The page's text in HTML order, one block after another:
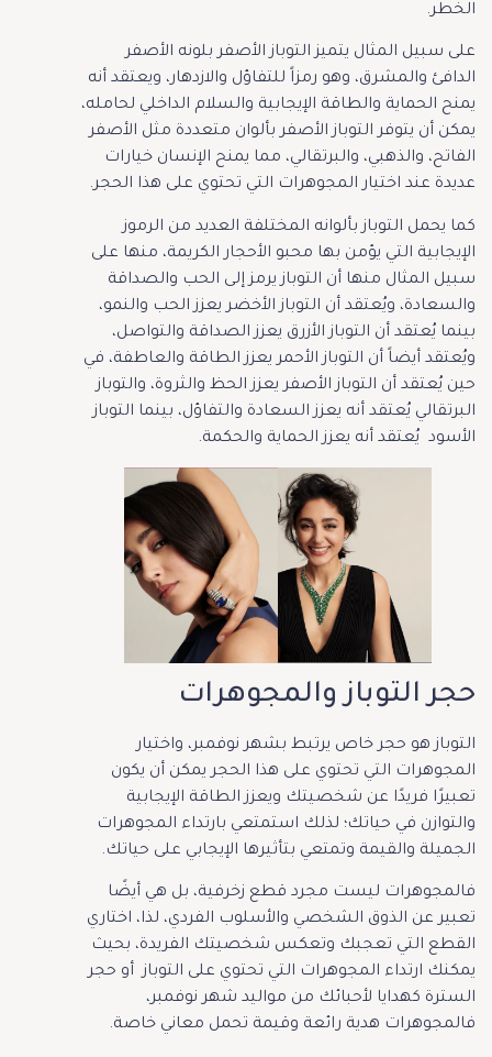
الخطر.
على سبيل المثال يتميز التوباز الأصفر بلونه الأصفر
الدافئ والمشرق، وهو رمزاً للتفاؤل والازدهار، ويعتقد أنه
يمنح الحماية والطاقة الإيجابية والسلام الداخلي لحامله،
يمكن أن يتوفر التوباز الأصفر بألوان متعددة مثل الأصفر
الفاتح، والذهبي، والبرتقالي، مما يمنح الإنسان خيارات
عديدة عند اختيار المجوهرات التي تحتوي على هذا الحجر.
كما يحمل التوباز بألوانه المختلفة العديد من الرموز
الإيجابية التي يؤمن بها محبو الأحجار الكريمة، منها على
سبيل المثال منها أن التوباز يرمز إلى الحب والصداقة
والسعادة، ويُعتقد أن التوباز الأخضر يعزز الحب والنمو،
بينما يُعتقد أن التوباز الأزرق يعزز الصداقة والتواصل،
ويُعتقد أيضاً أن التوباز الأحمر يعزز الطاقة والعاطفة، في
حين يُعتقد أن التوباز الأصفر يعزز الحظ والثروة، والتوباز
البرتقالي يُعتقد أنه يعزز السعادة والتفاؤل، بينما التوباز
الأسود يُعتقد أنه يعزز الحماية والحكمة.
حجر التوباز والمجوهرات
التوباز هو حجر خاص يرتبط بشهر نوفمبر، واختيار
المجوهرات التي تحتوي على هذا الحجر يمكن أن يكون
تعبيرًا فريدًا عن شخصيتك ويعزز الطاقة الإيجابية
والتوازن في حياتك؛ لذلك استمتعي بارتداء المجوهرات
الجميلة والقيمة وتمتعي بتأثيرها الإيجابي على حياتك.
فالمجوهرات ليست مجرد قطع زخرفية، بل هي أيضًا
تعبير عن الذوق الشخصي والأسلوب الفردي، لذا، اختاري
القطع التي تعجبك وتعكس شخصيتك الفريدة، بحيث
يمكنك ارتداء المجوهرات التي تحتوي على التوباز أو حجر
السترة كهدايا لأحبائك من مواليد شهر نوفمبر،
فالمجوهرات هدية رائعة وقيمة تحمل معاني خاصة.